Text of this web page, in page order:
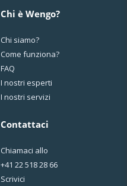
Chi è Wengo?
Chi siamo?
Come funziona?
FAQ
I nostri esperti
I nostri servizi
Contattaci
Chiamaci allo
+41 22 518 28 66
Scrivici